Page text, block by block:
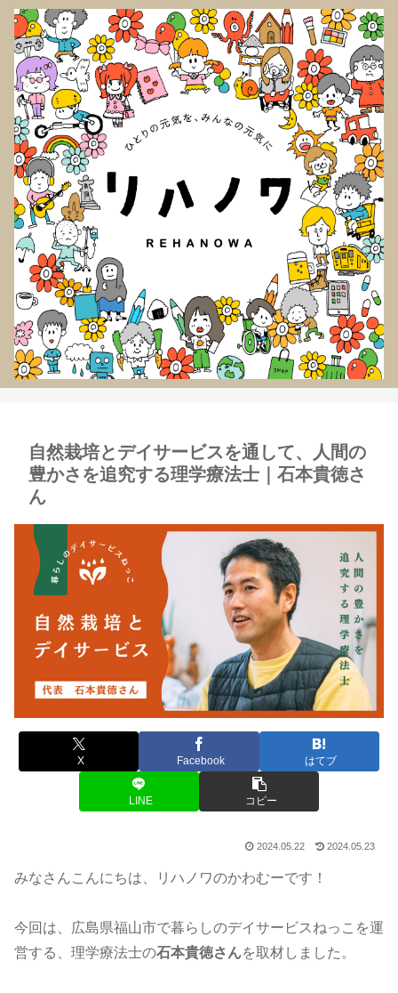
自然栽培とデイサービスを通して、人間の
豊かさを追究する理学療法士｜石本貴徳さ
ん
X Facebook はてブ
LINE コピー
2024.05.22 2024.05.23
みなさんこんにちは、リハノワのかわむーです！
今回は、広島県福山市で暮らしのデイサービスねっこを運
営する、理学療法士の石本貴徳さんを取材しました。